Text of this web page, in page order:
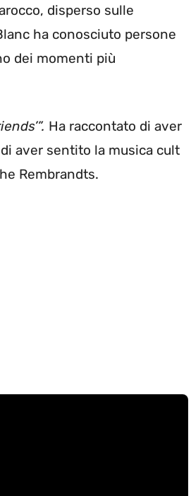
disperso sulle
ha conosciuto persone
dei momenti più
Ha raccontato di aver
aver sentito la musica cult
Rembrandts.